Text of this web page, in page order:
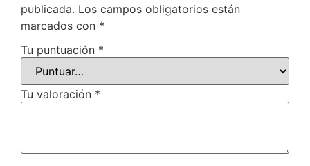
publicada. Los campos obligatorios están
marcados con *
Tu puntuación *
Tu valoración *